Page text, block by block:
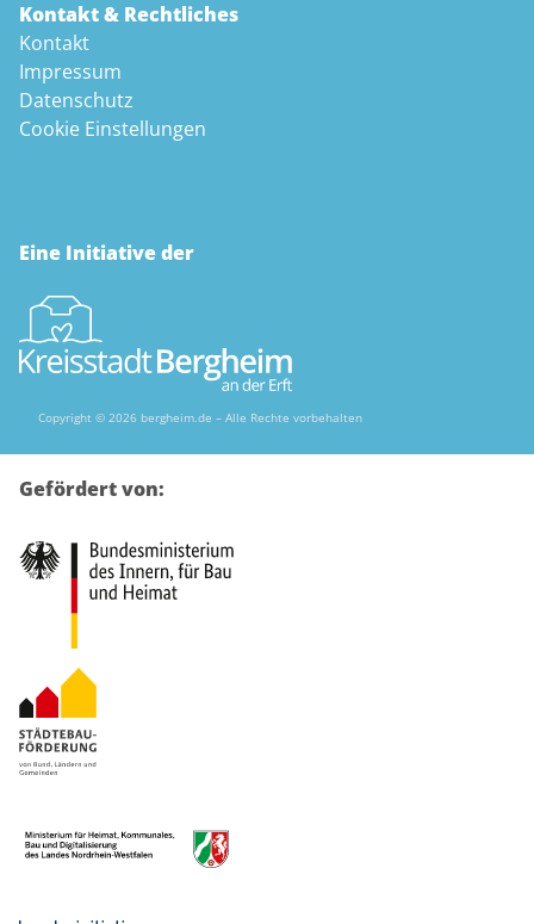
Kontakt & Rechtliches
Kontakt
Impressum
Datenschutz
Cookie Einstellungen
Eine Initiative der
Copyright © 2026 bergheim.de – Alle Rechte vorbehalten
Gefördert von: